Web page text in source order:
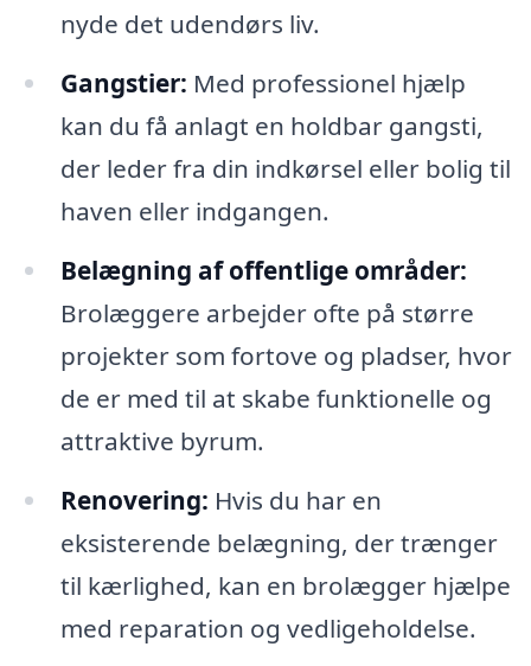
nyde det udendørs liv.
Gangstier: Med professionel hjælp
kan du få anlagt en holdbar gangsti,
der leder fra din indkørsel eller bolig til
haven eller indgangen.
Belægning af offentlige områder:
Brolæggere arbejder ofte på større
projekter som fortove og pladser, hvor
de er med til at skabe funktionelle og
attraktive byrum.
Renovering: Hvis du har en
eksisterende belægning, der trænger
til kærlighed, kan en brolægger hjælpe
med reparation og vedligeholdelse.